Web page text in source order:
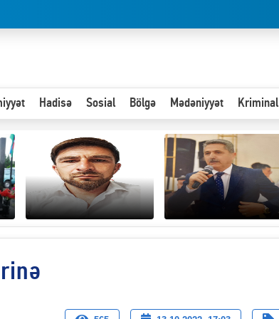
Hadisə Sosial Bölgə Mədəniyyət Kriminal
Paytaxta giriş vizası —
"Xoş gəldin, cibində